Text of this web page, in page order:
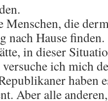
die
nach Hause finden.
in dieser
ich mich
haben
Aber alle